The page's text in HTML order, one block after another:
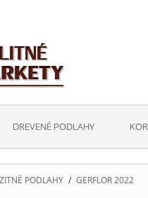
DREVENÉ PODLAHY
PODLAHY / GERFLOR 2022